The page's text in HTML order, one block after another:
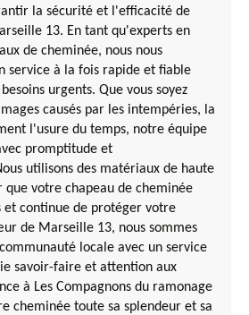
la sécurité et l'efficacité de
13. En tant qu'experts en
de cheminée, nous nous
service à la fois rapide et fiable
urgents. Que vous soyez
causés par les intempéries, la
l'usure du temps, notre équipe
promptitude et
utilisons des matériaux de haute
votre chapeau de cheminée
et continue de protéger votre
de Marseille 13, nous sommes
locale avec un service
savoir-faire et attention aux
à Les Compagnons du ramonage
cheminée toute sa splendeur et sa